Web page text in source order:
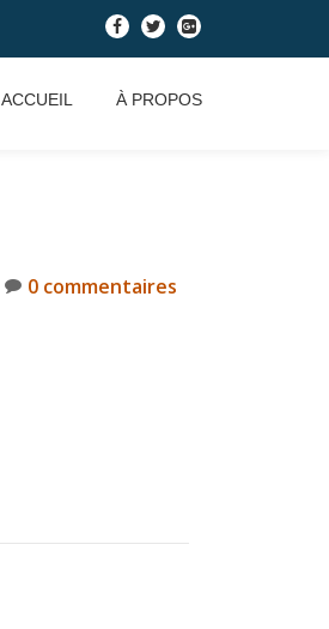
- - -
ACCUEIL À PROPOS
0 commentaires